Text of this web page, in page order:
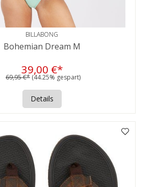
BILLABONG
Bohemian Dream M
39,00 €*
69,95 €* (44.25% gespart)
Details